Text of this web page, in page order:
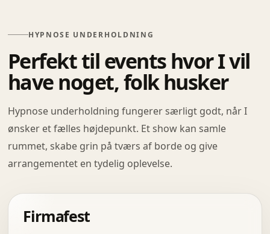
HYPNOSE UNDERHOLDNING
Perfekt til events hvor I vil
have noget, folk husker
Hypnose underholdning fungerer særligt godt, når I
ønsker et fælles højdepunkt. Et show kan samle
rummet, skabe grin på tværs af borde og give
arrangementet en tydelig oplevelse.
Firmafest